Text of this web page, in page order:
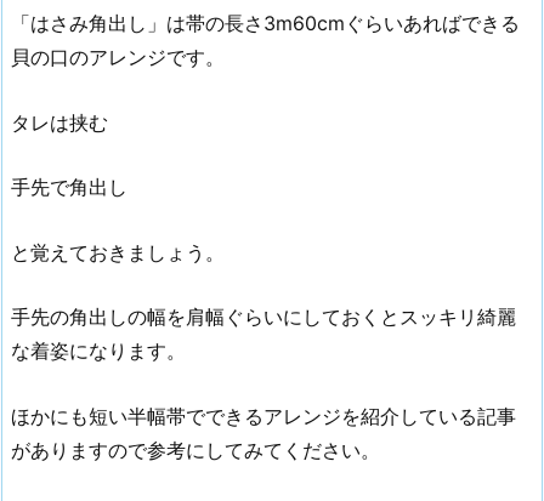
「はさみ角出し」は帯の長さ3m60cmぐらいあればできる
貝の口のアレンジです。
タレは挟む
手先で角出し
と覚えておきましょう。
手先の角出しの幅を肩幅ぐらいにしておくとスッキリ綺麗
な着姿になります。
ほかにも短い半幅帯でできるアレンジを紹介している記事
がありますので参考にしてみてください。